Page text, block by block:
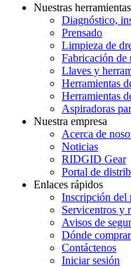
Nuestras herramientas
Diagnóstico,
Prensado
Limpieza de
Fabricación de
Llaves y
Herramientas
Herramientas
Aspiradoras
Nuestra empresa
Acerca de
Noticias
RIDGID Gear
Portal de
Enlaces rápidos
Inscripción del
Servicentros y
Avisos de
Dónde comprar
Contáctenos
Iniciar sesión